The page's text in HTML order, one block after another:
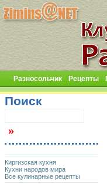
Разносольчик Рецепты
Поиск
Киргизская кухня
Кухни народов мира
Все кулинарные рецепты